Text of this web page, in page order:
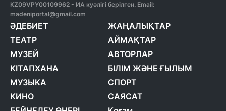
KZ09VPY00109962 - ИА куәлігі берілген. Email:
madeniportal@gmail.com
ӘДЕБИЕТ
ТЕАТР
МУЗЕЙ
КІТАПХАНА
МУЗЫКА
КИНО
ЖАҢАЛЫҚТАР
АЙМАҚТАР
АВТОРЛАР
БІЛІМ ЖӘНЕ ҒЫЛЫМ
СПОРТ
САЯСАТ